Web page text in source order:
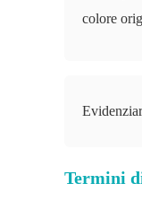
colore
Termini